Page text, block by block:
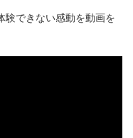
験できない感動を動画を